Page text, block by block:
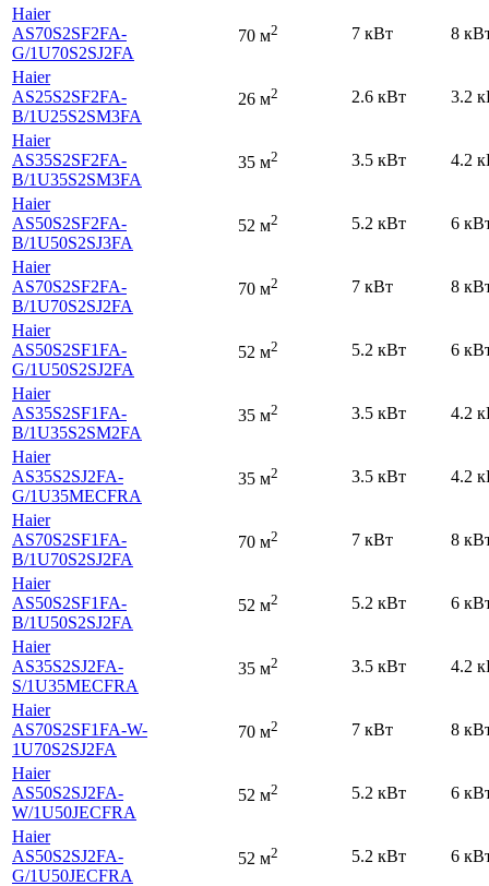
Haier
AS70S2SF2FA-
G/1U70S2SJ2FA
70 м2 7 кВт 8
Haier
AS25S2SF2FA-
B/1U25S2SM3FA
26 м2 2.6 кВт 3.2
Haier
AS35S2SF2FA-
B/1U35S2SM3FA
35 м2 3.5 кВт 4.2
Haier
AS50S2SF2FA-
B/1U50S2SJ3FA
52 м2 5.2 кВт 6
Haier
AS70S2SF2FA-
B/1U70S2SJ2FA
70 м2 7 кВт 8
Haier
AS50S2SF1FA-
G/1U50S2SJ2FA
52 м2 5.2 кВт 6
Haier
AS35S2SF1FA-
B/1U35S2SM2FA
35 м2 3.5 кВт 4.2
Haier
AS35S2SJ2FA-
G/1U35MECFRA
35 м2 3.5 кВт 4.2
Haier
AS70S2SF1FA-
B/1U70S2SJ2FA
70 м2 7 кВт 8
Haier
AS50S2SF1FA-
B/1U50S2SJ2FA
52 м2 5.2 кВт 6
Haier
AS35S2SJ2FA-
S/1U35MECFRA
35 м2 3.5 кВт 4.2
Haier
AS70S2SF1FA-W-
1U70S2SJ2FA
70 м2 7 кВт 8
Haier
AS50S2SJ2FA-
W/1U50JECFRA
52 м2 5.2 кВт 6
Haier
AS50S2SJ2FA-
G/1U50JECFRA
52 м2 5.2 кВт 6